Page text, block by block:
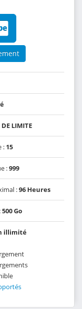
DE LIMITE
: 15
:999
:96 Heures
500 Go
illimité